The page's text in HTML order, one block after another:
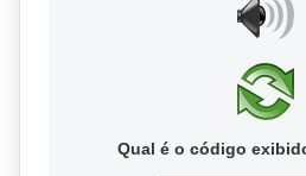
Qual é o código